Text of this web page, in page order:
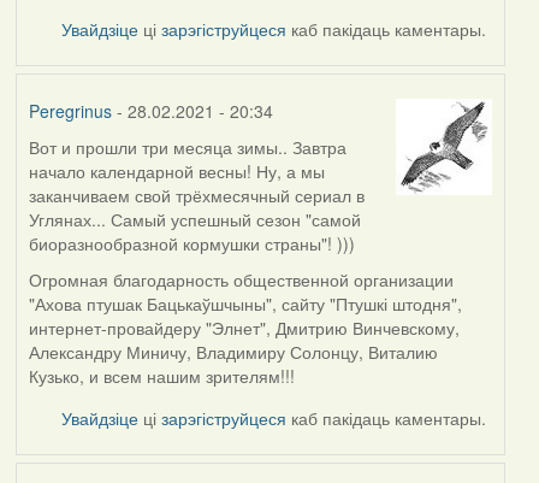
Увайдзіце цізарэгіструйцеся каб пакідаць каментары.
Peregrinus- 28.02.2021 - 20:34
Вот и прошли три месяца зимы.. Завтра
начало календарной весны! Ну, а мы
заканчиваем свой трёхмесячный сериал в
Углянах... Самый успешный сезон "самой
биоразнообразной кормушки страны"! )))
Огромная благодарность общественной организации
"Ахова птушак Бацькаўшчыны", сайту "Птушкі штодня",
интернет-провайдеру "Элнет", Дмитрию Винчевскому,
Александру Миничу, Владимиру Солонцу, Виталию
Кузько, и всем нашим зрителям!!!
Увайдзіце цізарэгіструйцеся каб пакідаць каментары.